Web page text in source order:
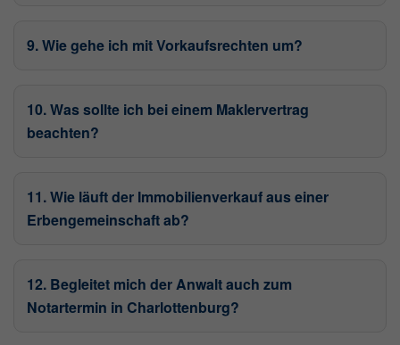
9. Wie gehe ich mit Vorkaufsrechten um?
10. Was sollte ich bei einem Maklervertrag
beachten?
11. Wie läuft der Immobilienverkauf aus einer
Erbengemeinschaft ab?
12. Begleitet mich der Anwalt auch zum
Notartermin in Charlottenburg?
Statistik(1)
anonym. Diese Informationen helfen uns zu
verstehen, wie unsere Besucher unsere
Website nutzen.
Speichert für jeden Besucher der Website
eine anonyme ID. Anhand der ID können
werden.
Laufzeit: 2 Jahre